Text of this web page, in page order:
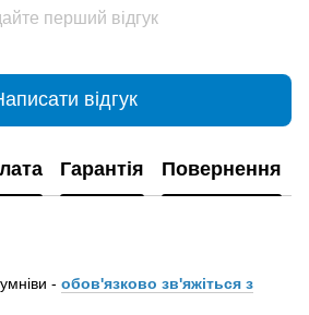
перший відгук
відгук
Гарантія Повернення
- обов'язково зв'яжіться з